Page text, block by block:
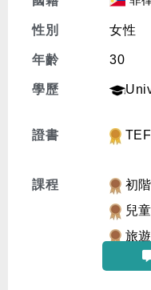
性別 女性
年齡 30
學歷
證書
課程
初
兒
旅